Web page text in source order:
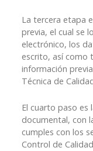
La tercera etapa
previa, el cual se
electrónico, los
escrito, así como
información
Técnica de
El cuarto paso es
documental, con
cumples con los
Control de